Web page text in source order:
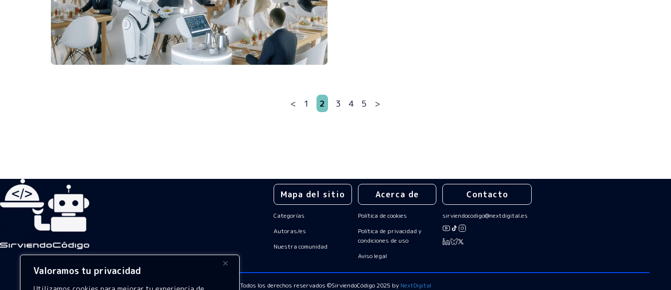
Valoramos tu privacidad
< 1 2 3 4 5 >
Mapa del sitio
Categorías
Autoras/es
Nuestra comunidad
Acerca de
Política de cookies
Política de privacidad y
condiciones de uso
Aviso legal
Contacto
sirviendocodigo@nextdigital.es
Todos los derechos reservados ©SirviendoCódigo 2025 by NextDigital